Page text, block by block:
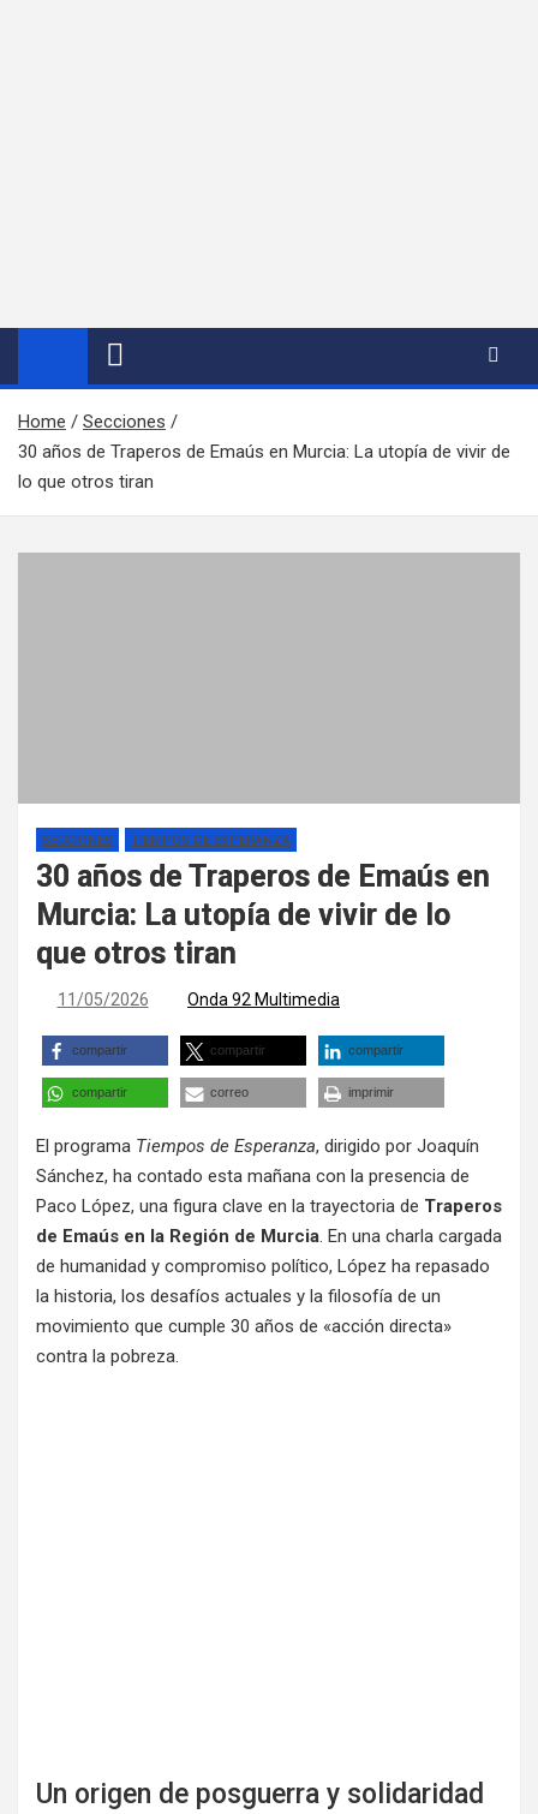
Home
Secciones
30 años de Traperos de Emaús en Murcia: La utopía de vivir de
lo que otros tiran
SECCIONES TIEMPOS DE ESPERANZA
30 años de Traperos de Emaús en
Murcia: La utopía de vivir de lo
que otros tiran
11/05/2026 Onda 92 Multimedia
compartir compartir compartir
compartir correo imprimir
El programa Tiempos de Esperanza, dirigido por Joaquín
Sánchez, ha contado esta mañana con la presencia de
Paco López, una figura clave en la trayectoria de Traperos
de Emaús en la Región de Murcia. En una charla cargada
de humanidad y compromiso político, López ha repasado
la historia, los desafíos actuales y la filosofía de un
movimiento que cumple 30 años de «acción directa»
contra la pobreza.
Un origen de posguerra y solidaridad